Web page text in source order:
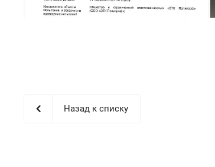
Назад к списку